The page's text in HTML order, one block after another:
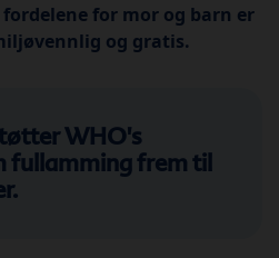
for mor og barn er
og gratis.
WHO's
fullamming frem til